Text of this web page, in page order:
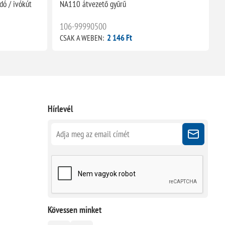
/ ivókút
NA110 átvezető gyűrű
106-99990500
CSAK A WEBEN: 2 146 Ft
Hírlevél
Kövessen minket